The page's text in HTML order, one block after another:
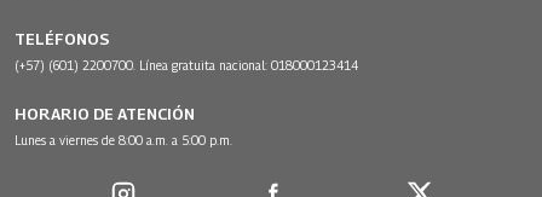
TELÉFONOS
(+57) (601) 2200700. Línea gratuita nacional: 018000123414
HORARIO DE ATENCIÓN
Lunes a viernes de 8:00 a.m. a 5:00 p.m.